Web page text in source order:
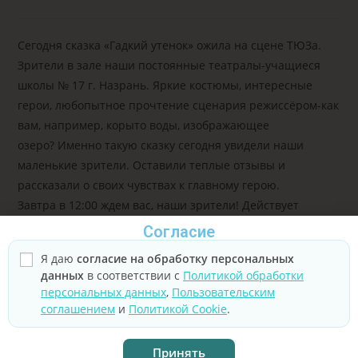
Сегодня сказка «Гадкий утенок» ожила на сцене ТЮЗа.
Зрители в зале наши постоянные театралы-учащиеся
школы № 17 г. Назрань. Яркие костюмы, интересные
герои, любопытное прочтение сценария режиссёром-как
вам, например, корыто воды, изображающее
озеро? Именно такую сказку сегодня увидели наши
маленькие зрители. Оставили теплые отзывы и
рассказали о своих чувствах к главному герою.
Завтра в 12:00 ждем вас, наши зрители! Действует
программа Пушкинская карта
Согласие
Я даю согласие на обработку персональных
данных в соответствии с Политикой обработки
персональных данных, Пользовательским
соглашением и Политикой Cookie.
Принять